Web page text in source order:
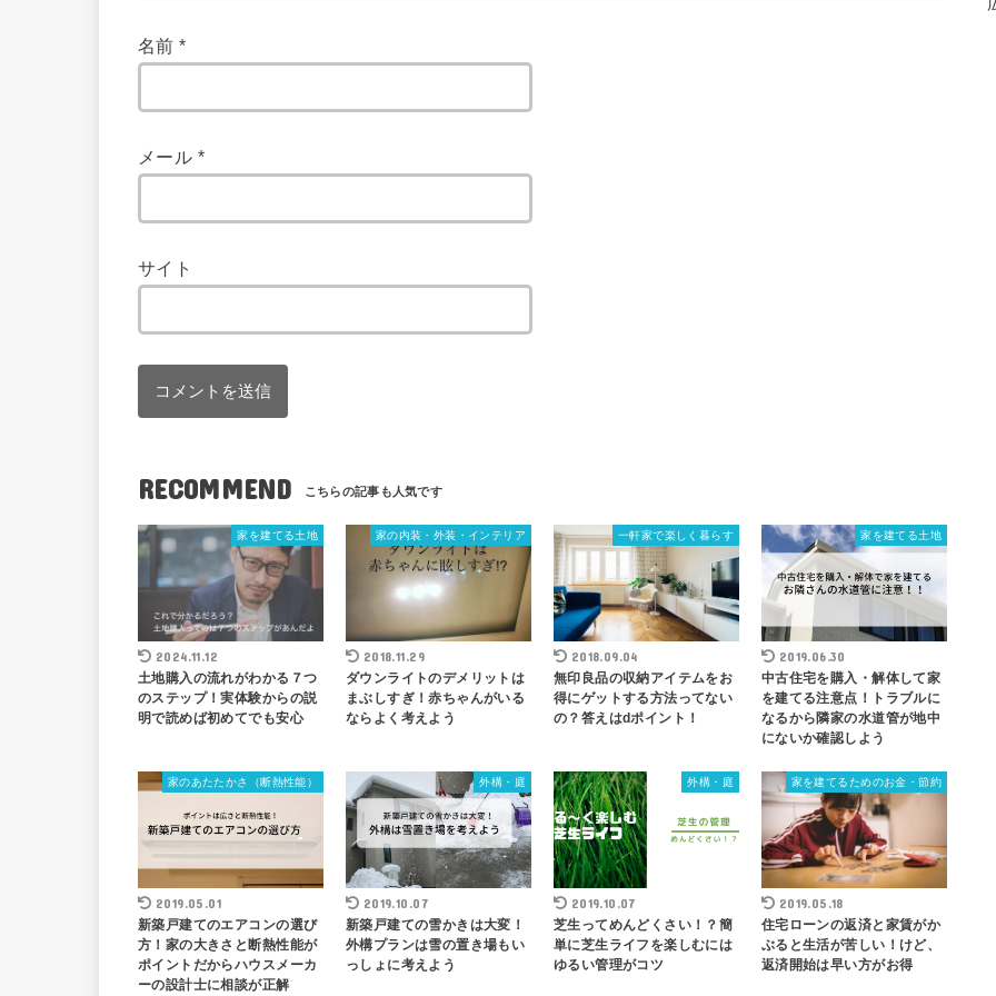
名前*
メール *
サイト
RECOMMEND
家を建てる土地
2024.11.12
土地購入の流れがわかる７つ
のステップ！実体験からの説
明で読めば初めてでも安心
家の内装・外装・インテリア
2018.11.29
ダウンライトのデメリットは
まぶしすぎ！赤ちゃんがいる
ならよく考えよう
一軒家で楽しく暮らす
2018.09.04
無印良品の収納アイテムをお
得にゲットする方法ってない
の？答えはdポイント！
家を建てる土地
2019.06.30
中古住宅を購入・解体して家
を建てる注意点！トラブルに
なるから隣家の水道管が地中
にないか確認しよう
家のあたたかさ（断熱性能）
2019.05.01
新築戸建てのエアコンの選び
方！家の大きさと断熱性能が
ポイントだからハウスメーカ
ーの設計士に相談が正解
外構・庭
2019.10.07
新築戸建ての雪かきは大変！
外構プランは雪の置き場もい
っしょに考えよう
外構・庭
2019.10.07
芝生ってめんどくさい！？簡
単に芝生ライフを楽しむには
ゆるい管理がコツ
家を建てるためのお金・節約
2019.05.18
住宅ローンの返済と家賃がか
ぶると生活が苦しい！けど、
返済開始は早い方がお得